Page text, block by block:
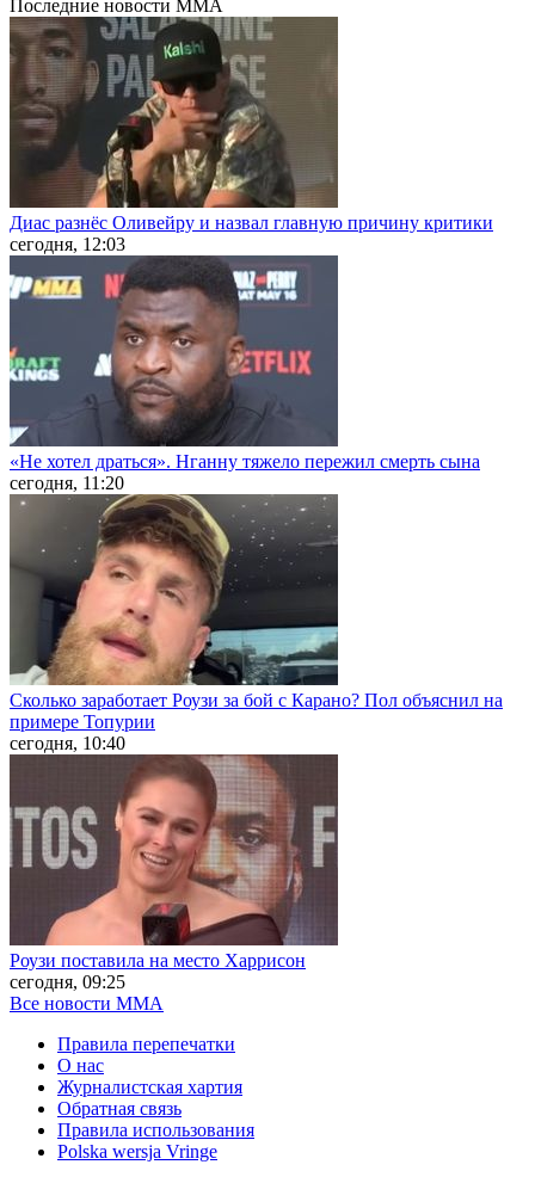
Последние новости MMA
Диас разнёс Оливейру и назвал главную причину критики
сегодня, 12:03
«Не хотел драться». Нганну тяжело пережил смерть сына
сегодня, 11:20
Сколько заработает Роузи за бой с Карано? Пол объяснил на
примере Топурии
сегодня, 10:40
Роузи поставила на место Харрисон
сегодня, 09:25
Все новости MMA
Правила перепечатки
О нас
Журналистская хартия
Обратная связь
Правила использования
Polska wersja Vringe